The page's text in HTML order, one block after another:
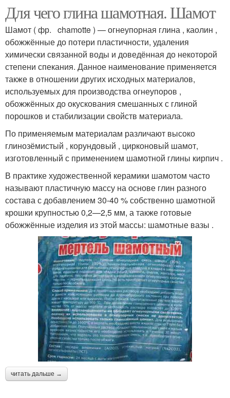
Для чего глина шамотная. Шамот
Шамот ( фр. chamotte ) — огнеупорная глина , каолин ,
обожжённые до потери пластичности, удаления
химически связанной воды и доведённая до некоторой
степени спекания. Данное наименование применяется
также в отношении других исходных материалов,
используемых для производства огнеупоров ,
обожжённых до окускования смешанных с глиной
порошков и стабилизации свойств материала.
По применяемым материалам различают высоко
глинозёмистый , корундовый , цирконовый шамот,
изготовленный с применением шамотной глины кирпич .
В практике художественной керамики шамотом часто
называют пластичную массу на основе глин разного
состава с добавлением 30-40 % собственно шамотной
крошки крупностью 0,2—2,5 мм, а также готовые
обожжённые изделия из этой массы: шамотные вазы .
читать дальше →